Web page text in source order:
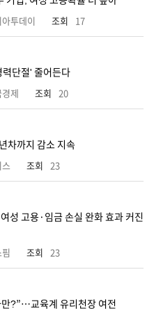
투데이 17
력단절' 줄어든다
제 20
차까지 감소 지속
스 23
성 고용·임금 손실 완화 효과 커진
23
만?”…교육계 유리천장 여전